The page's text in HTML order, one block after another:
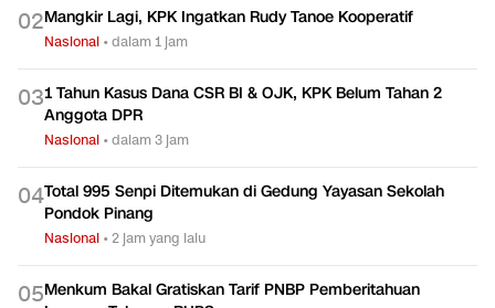
02Mangkir Lagi, KPK Ingatkan Rudy Tanoe Kooperatif
Nasional •dalam 1 jam
031 Tahun Kasus Dana CSR BI & OJK, KPK Belum Tahan 2
Anggota DPR
Nasional •dalam 3 jam
04Total 995 Senpi Ditemukan di Gedung Yayasan Sekolah
Pondok Pinang
Nasional •2 jam yang lalu
05Menkum Bakal Gratiskan Tarif PNBP Pemberitahuan